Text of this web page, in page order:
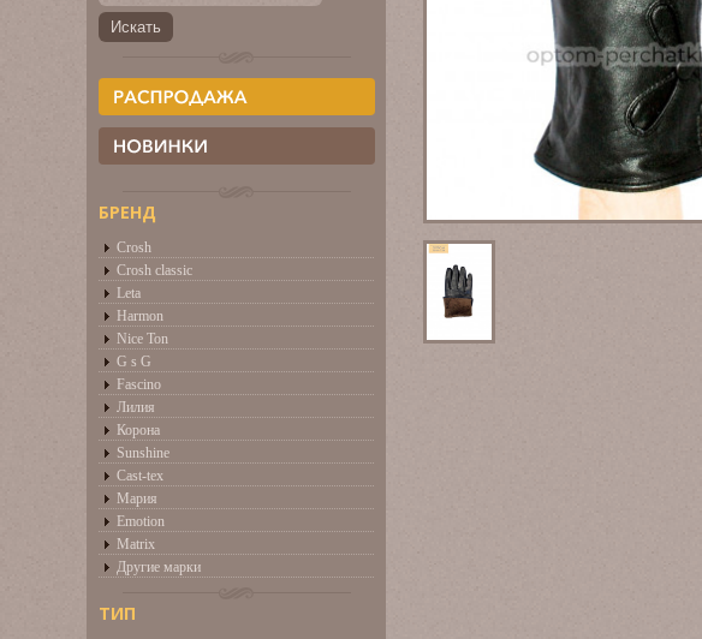
БРЕНД
Crosh
Crosh classic
Leta
Harmon
Nice Ton
G s G
Fascino
Лилия
Корона
Sunshine
Cast-tex
Мария
Emotion
Matrix
Другие марки
ТИП